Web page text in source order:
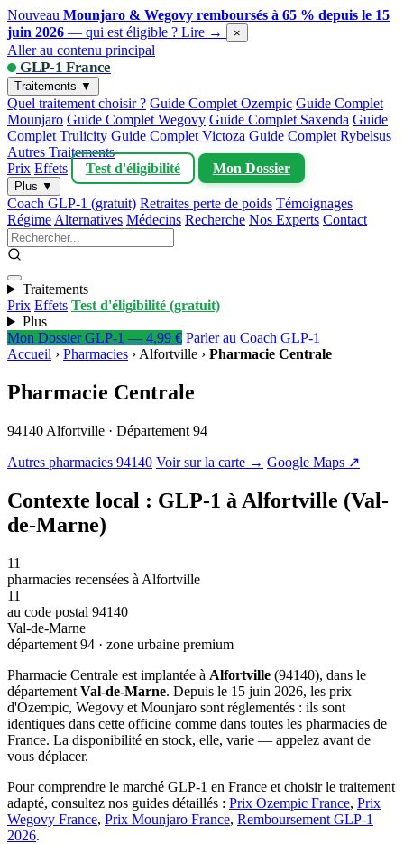
Nouveau Mounjaro & Wegovy remboursés à 65 % depuis le 15
juin 2026 — qui est éligible ? Lire → ×
Aller au contenu principal
GLP-1 France
Traitements ▼
Quel traitement choisir ? Guide Complet Ozempic Guide Complet
Mounjaro Guide Complet Wegovy Guide Complet Saxenda Guide
Complet Trulicity Guide Complet Victoza Guide Complet Rybelsus
Autres Traitements
Prix Effets Test d'éligibilité Mon Dossier
Plus ▼
Coach GLP-1 (gratuit) Retraites perte de poids Témoignages
Régime Alternatives Médecins Recherche Nos Experts Contact
Traitements
Prix Effets Test d'éligibilité (gratuit)
Plus
Mon Dossier GLP-1 — 4,99 € Parler au Coach GLP-1
Accueil › Pharmacies › Alfortville › Pharmacie Centrale
Pharmacie Centrale
94140 Alfortville · Département 94
Autres pharmacies 94140 Voir sur la carte → Google Maps ↗
Contexte local : GLP-1 à Alfortville (Val-
de-Marne)
11
pharmacies recensées à Alfortville
11
au code postal 94140
Val-de-Marne
département 94 · zone urbaine premium
Pharmacie Centrale est implantée à Alfortville (94140), dans le
département Val-de-Marne. Depuis le 15 juin 2026, les prix
d'Ozempic, Wegovy et Mounjaro sont réglementés : ils sont
identiques dans cette officine comme dans toutes les pharmacies de
France. La disponibilité en stock, elle, varie — appelez avant de
vous déplacer.
Pour comprendre le marché GLP-1 en France et choisir le traitement
adapté, consultez nos guides détaillés : Prix Ozempic France, Prix
Wegovy France, Prix Mounjaro France, Remboursement GLP-1
2026.